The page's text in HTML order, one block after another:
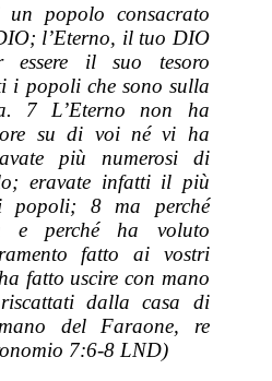
popolo consacrato
l’Eterno, il tuo DIO
il suo tesoro
i popoli che sono sulla
7 L’Eterno non ha
su di voi né vi ha
più numerosi di
eravate infatti il più
8 ma perché
e perché ha voluto
fatto ai vostri
fatto uscire con mano
dalla casa di
del Faraone, re
7:6-8 LND)